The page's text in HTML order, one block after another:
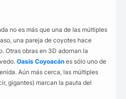
no es más que una de las múltiples
una pareja de coyotes hace
Otras obras en 3D adornan la
Oasis Coyoacán es sólo uno de
Aún más cerca, las múltiples
gigantes) marcan la pauta del